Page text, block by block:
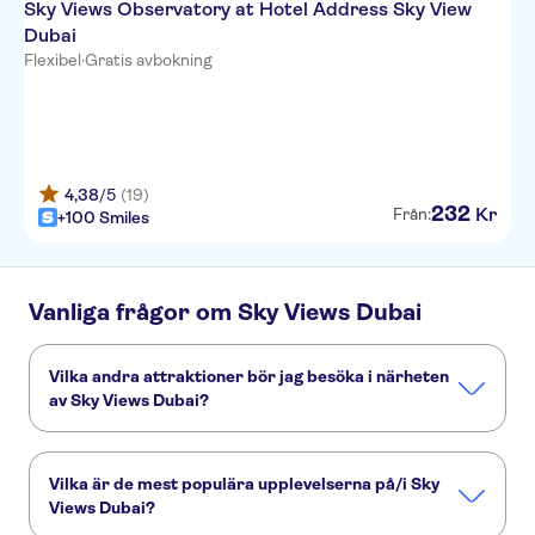
Sky Views Observatory at Hotel Address Sky View
Dubai
Flexibel·Gratis avbokning
4,38/5 (19)
+100 Smiles
Från:232 Kr
Vanliga frågor om Sky Views Dubai
Vilka andra attraktioner bör jag besöka i närheten
av Sky Views Dubai?
Öknen i Dubai
Vilka är de mest populära upplevelserna på/i Sky
Views Dubai?